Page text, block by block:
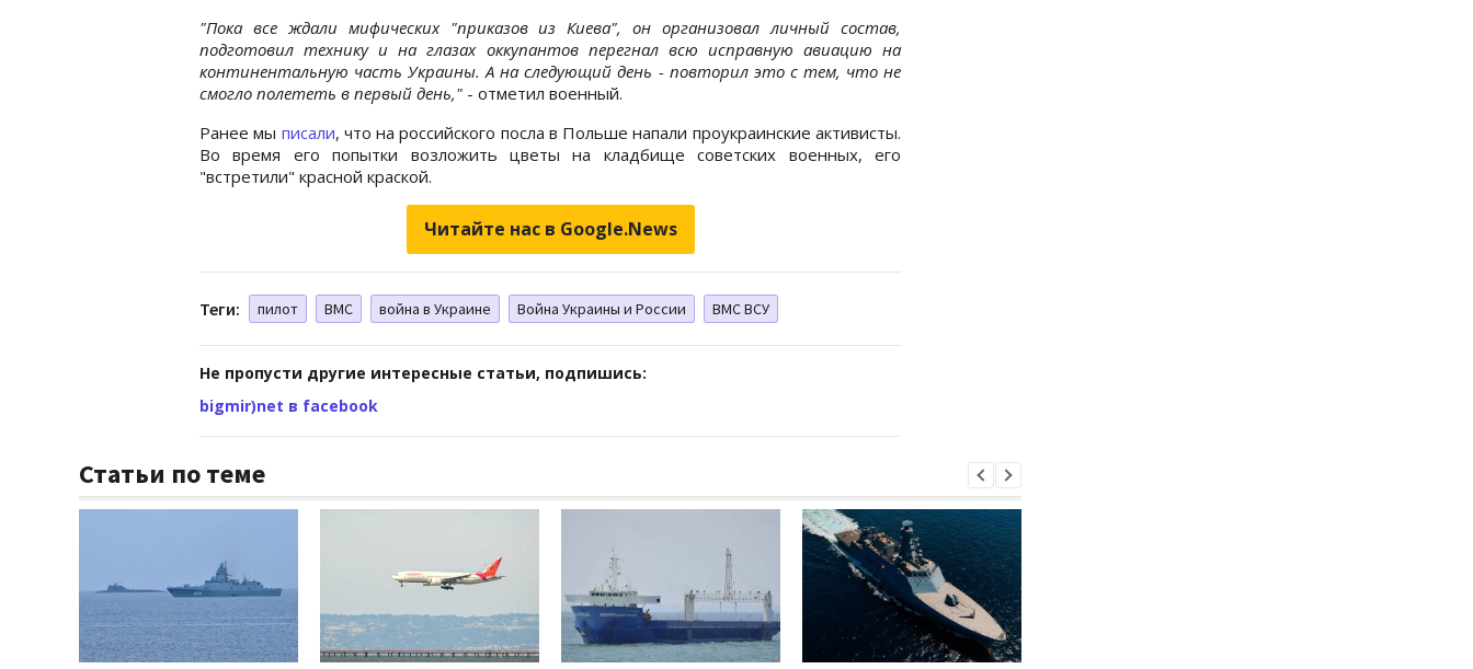
"Пока все ждали мифических "приказов из Киева", он организовал личный состав,
подготовил технику и на глазах оккупантов перегнал всю исправную авиацию на
континентальную часть Украины. А на следующий день - повторил это с тем, что не
смогло полететь в первый день," - отметил военный.
Ранее мы писали, что на российского посла в Польше напали проукраинские активисты.
Во время его попытки возложить цветы на кладбище советских военных, его
"встретили" красной краской.
Читайте нас в Google.News
Теги: пилот ВМС война в Украине Война Украины и России ВМС ВСУ
Не пропусти другие интересные статьи, подпишись:
bigmir)net в facebook
Статьи по теме